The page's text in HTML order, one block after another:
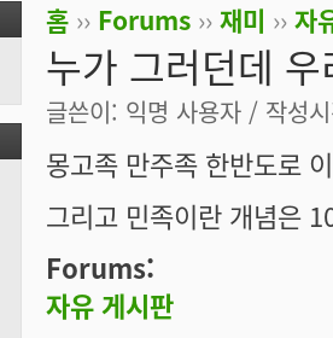
현재 위치
홈 ›› Forums ›› 재미 ›› 자
누가 그러던데
글쓴이: 익명 사용자 / 작성
몽고족 만주족 한반도로
그리고 민족이란 개념은
Forums:
자유 게시판